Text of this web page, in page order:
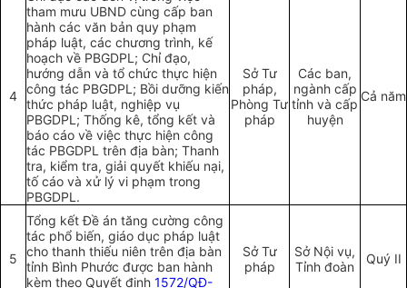
4
tham mưu UBND cùng cấp ban
hành các văn bản quy phạm
pháp luật, các chương trình, kế
hoạch về PBGDPL; Chỉ đạo,
hướng dẫn và tổ chức thực hiện
công tác PBGDPL; Bồi dưỡng kiến
thức pháp luật, nghiệp vụ
PBGDPL; Thống kê, tổng kết và
báo cáo về việc thực hiện công
tác PBGDPL trên địa bàn; Thanh
tra, kiểm tra, giải quyết khiếu nại,
tố cáo và xử lý vi phạm trong
PBGDPL.
Sở Tư
pháp,
Phòng Tư
pháp
Các ban,
ngành cấp
tỉnh và cấp
huyện
Cả năm
5
Tổng kết Đề án tăng cường công
tác phổ biến, giáo dục pháp luật
cho thanh thiếu niên trên địa bàn
tỉnh Bình Phước được ban hành
kèm theo Quyết định 1572/QĐ-
Sở Tư
pháp
Sở Nội vụ,
Tỉnh đoàn
Quý II